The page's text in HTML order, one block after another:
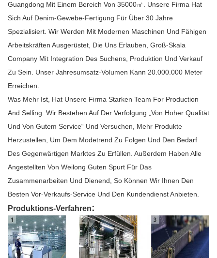
Guangdong Mit Einem Bereich Von 35000㎡. Unsere Firma Hat
Sich Auf Denim-Gewebe-Fertigung Für Über 30 Jahre
Spezialisiert. Wir Werden Mit Modernen Maschinen Und Fähigen
Arbeitskräften Ausgerüstet, Die Uns Erlauben, Groß-Skala
Company Mit Integration Des Suchens, Produktion Und Verkauf
Zu Sein. Unser Jahresumsatz-Volumen Kann 20.000.000 Meter
Erreichen.
Was Mehr Ist, Hat Unsere Firma Starken Team For Production
And Selling. Wir Bestehen Auf Der Verfolgung „von Hoher Qualität
Und Von Gutem Service“ Und Versuchen, Mehr Produkte
Herzustellen, Um Dem Modetrend Zu Folgen Und Den Bedarf
Des Gegenwärtigen Marktes Zu Erfüllen. Außerdem Haben Alle
Angestellten Von Weilong Guten Spurt Für Das
Zusammenarbeiten Und Dienend, So Können Wir Ihnen Den
Besten Vor-Verkaufs-Service Und Den Kundendienst Anbieten.
Produktions-Verfahren: